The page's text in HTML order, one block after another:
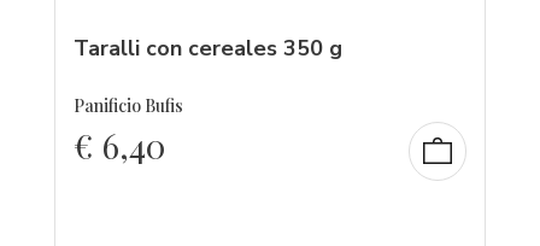
Taralli con cereales 350 g
Panificio Bufis
€ 6,40